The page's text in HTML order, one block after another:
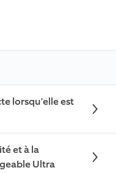
lorsqu'elle est
et à la
Ultra